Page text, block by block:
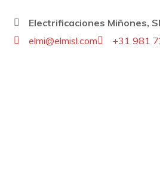
Electrificaciones Miñones,
elmi@elmisl.com
+31 981